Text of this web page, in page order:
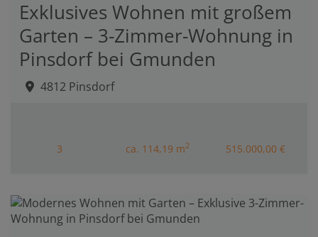
Exklusives Wohnen mit großem
Garten – 3-Zimmer-Wohnung in
Pinsdorf bei Gmunden
4812 Pinsdorf
3 ca. 114,19 m2 515.000,00 €